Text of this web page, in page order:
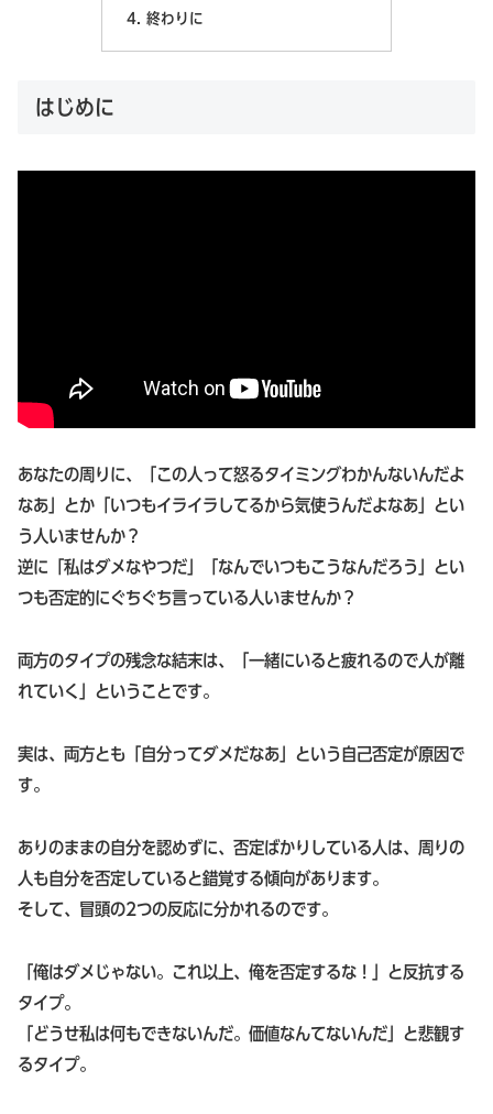
終わりに
はじめに
あなたの周りに、「この人って怒るタイミングわかんないんだよ
なあ」とか「いつもイライラしてるから気使うんだよなあ」とい
う人いませんか？
逆に「私はダメなやつだ」「なんでいつもこうなんだろう」とい
つも否定的にぐちぐち言っている人いませんか？
両方のタイプの残念な結末は、「一緒にいると疲れるので人が離
れていく」ということです。
実は、両方とも「自分ってダメだなあ」という自己否定が原因で
す。
ありのままの自分を認めずに、否定ばかりしている人は、周りの
人も自分を否定していると錯覚する傾向があります。
そして、冒頭の2つの反応に分かれるのです。
「俺はダメじゃない。これ以上、俺を否定するな！」と反抗する
タイプ。
「どうせ私は何もできないんだ。価値なんてないんだ」と悲観す
るタイプ。